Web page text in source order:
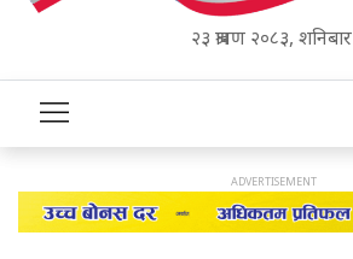
२३ श्रावण २०८३, शनिबार